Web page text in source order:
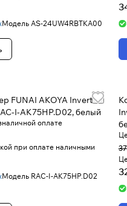
Модель AS-24UW4RBTKA00
FUNAI AKOYA Inverter
I-AK75HP.D02, белый
оплате
при оплате наличными
Модель RAC-I-AK75HP.D02